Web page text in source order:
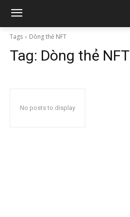
Tags Dòng thẻ NFT
Tag: Dòng thẻ NFT
No posts to display